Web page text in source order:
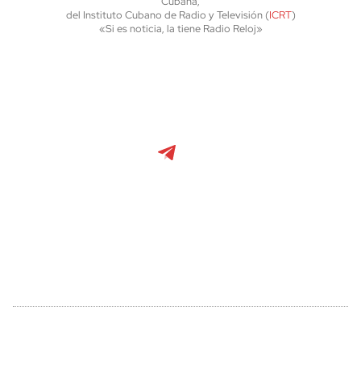
del Instituto Cubano de Radio y Televisión (ICRT)
«Si es noticia, la tiene Radio Reloj»